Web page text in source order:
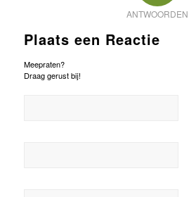
ANTWOORDEN
Plaats een Reactie
Meepraten?
Draag gerust bij!